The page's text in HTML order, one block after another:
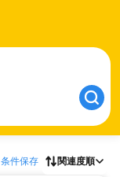
条件保存 関連度順